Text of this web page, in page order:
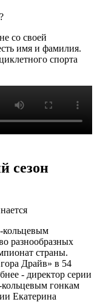
со своей
имя и фамилия.
спорта
сезон
кольцевым
разнообразных
страны.
Драйв» в 54
- директор серии
гонкам
Екатерина